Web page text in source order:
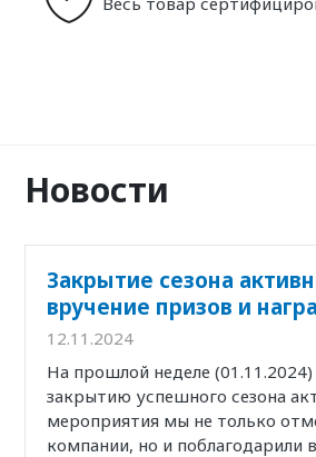
Новости
Закрытие сезона
вручение призов и
12.11.2024
На прошлой неделе
закрытию успешного сезона
мероприятия мы не только
компании, но и поблагодарили